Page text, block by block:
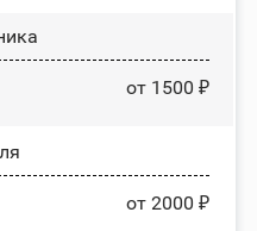
от 1500 ₽
от 2000 ₽